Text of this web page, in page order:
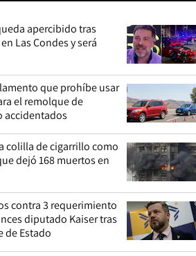
apercibido tras
Las Condes y será
que prohíbe usar
el remolque de
accidentados
colilla de cigarrillo como
dejó 168 muertos en
contra 3 requerimiento
diputado Kaiser tras
de Estado